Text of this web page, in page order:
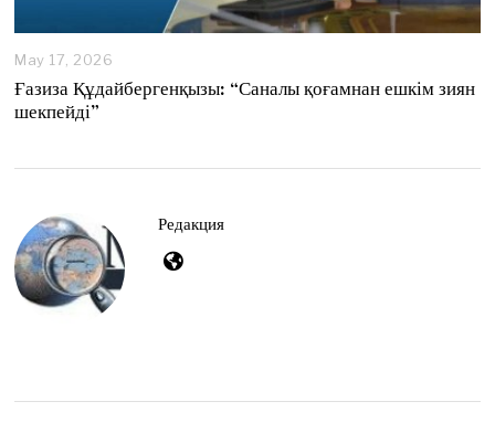
May 17, 2026
a
y
6
Ғазиза Құдайбергенқызы: “Саналы қоғамнан ешкім зиян
шекпейді”
Редакция